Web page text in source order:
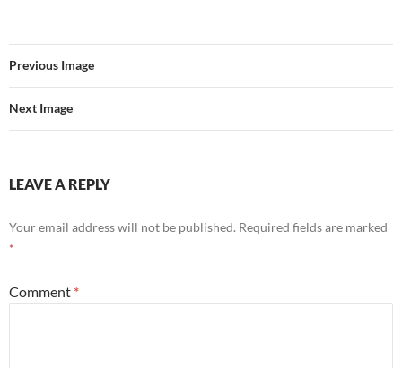
Previous Image
Next Image
LEAVE A REPLY
Your email address will not be published. Required fields are marked
*
Comment *